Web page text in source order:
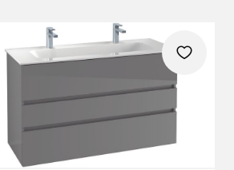
heart